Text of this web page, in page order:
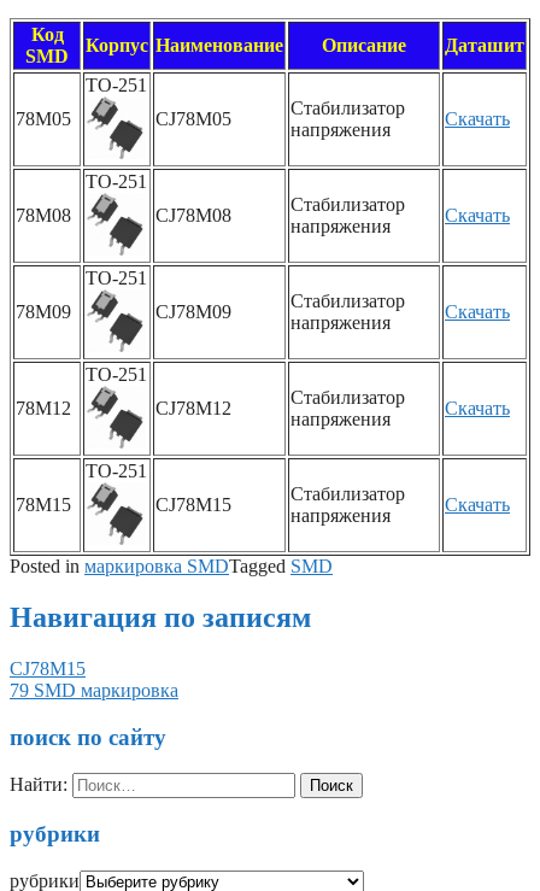
Код
SMD
Корпус Наименование Описание Даташит
78M05
TO-251
CJ78M05
Стабилизатор
напряжения
Скачать
78M08
TO-251
CJ78M08
Стабилизатор
напряжения
Скачать
78M09
TO-251
CJ78M09
Стабилизатор
напряжения
Скачать
78M12
TO-251
CJ78M12
Стабилизатор
напряжения
Скачать
78M15
TO-251
CJ78M15
Стабилизатор
напряжения
Скачать
Posted in маркировка SMDTagged SMD
Навигация по записям
CJ78M15
79 SMD маркировка
поиск по сайту
Найти:
рубрики
рубрики